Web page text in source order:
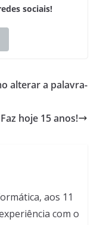
sociais!
alterar a palavra-
hoje 15 anos!
aos 11
com o